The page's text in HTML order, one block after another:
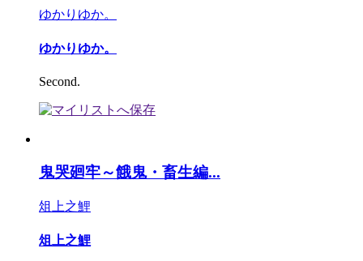
ゆかりゆか。
ゆかりゆか。
Second.
鬼哭廻牢～餓鬼・畜生編...
俎上之鯉
俎上之鯉